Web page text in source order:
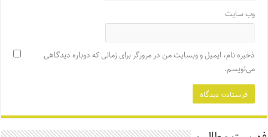
وب‌ سایت
ذخیره نام، ایمیل و وبسایت من در مرورگر برای زمانی که دوباره دیدگاهی
می‌نویسم.